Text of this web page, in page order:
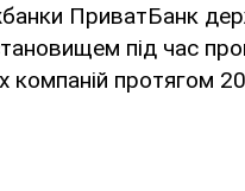
ПриватБанк
під час
компаній протягом